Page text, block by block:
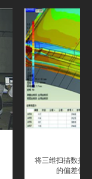
将三维扫描数据
的偏差值